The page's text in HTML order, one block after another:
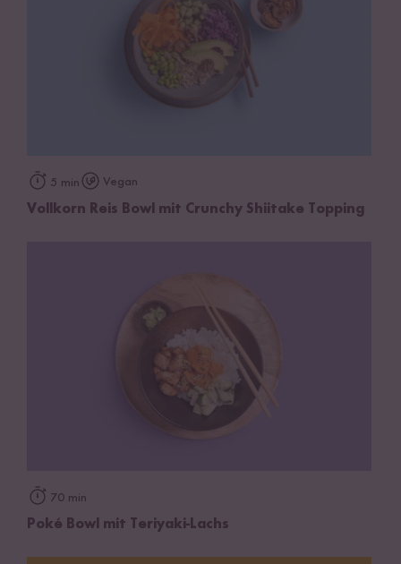
5 min Vegan
Vollkorn Reis Bowl mit Crunchy Shiitake Topping
70 min
Poké Bowl mit Teriyaki-Lachs